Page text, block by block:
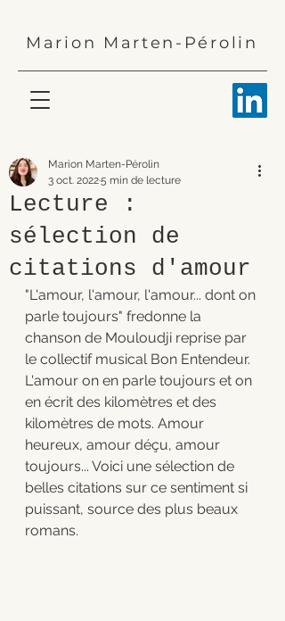
Marion Marten-Pérolin
Lecture :
sélection de
citations d'amour
Marion Marten-Pérolin
3 oct. 20225 min de lecture
"L'amour, l'amour, l'amour... dont on
parle toujours" fredonne la
chanson de Mouloudji reprise par
le collectif musical Bon Entendeur.
L'amour on en parle toujours et on
en écrit des kilomètres et des
kilomètres de mots. Amour
heureux, amour déçu, amour
toujours... Voici une sélection de
belles citations sur ce sentiment si
puissant, source des plus beaux
romans.